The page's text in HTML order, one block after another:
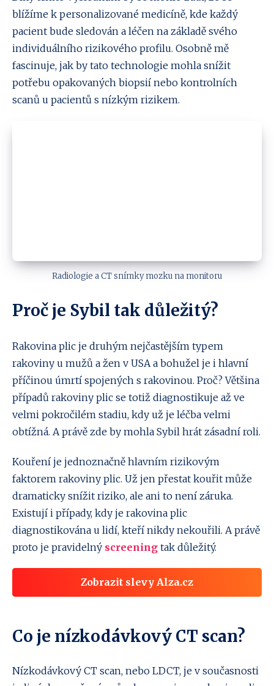
blížíme k personalizované medicíně, kde každý
pacient bude sledován a léčen na základě svého
individuálního rizikového profilu. Osobně mě
fascinuje, jak by tato technologie mohla snížit
potřebu opakovaných biopsií nebo kontrolních
scanů u pacientů s nízkým rizikem.
Radiologie a CT snímky mozku na monitoru
Proč je Sybil tak důležitý?
Rakovina plic je druhým nejčastějším typem
rakoviny u mužů a žen v USA a bohužel je i hlavní
příčinou úmrtí spojených s rakovinou. Proč? Většina
případů rakoviny plic se totiž diagnostikuje až ve
velmi pokročilém stadiu, kdy už je léčba velmi
obtížná. A právě zde by mohla Sybil hrát zásadní roli.
Kouření je jednoznačně hlavním rizikovým
faktorem rakoviny plic. Už jen přestat kouřit může
dramaticky snížit riziko, ale ani to není záruka.
Existují i případy, kdy je rakovina plic
diagnostikována u lidí, kteří nikdy nekouřili. A právě
proto je pravidelný screening tak důležitý.
Zobrazit slevy Alza.cz
Co je nízkodávkový CT scan?
Nízkodávkový CT scan, nebo LDCT, je v současnosti